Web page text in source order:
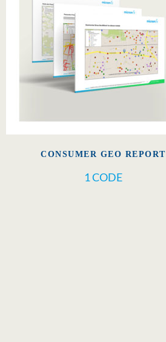
CONSUMER GEO REPORT
1 CODE